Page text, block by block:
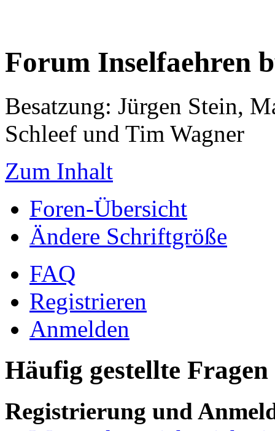
Forum Inselfaehren
Besatzung: Jürgen Stein,
Schleef und Tim Wagner
Zum Inhalt
Foren-Übersicht
Ändere Schriftgröße
FAQ
Registrieren
Anmelden
Häufig gestellte Fragen
Registrierung und